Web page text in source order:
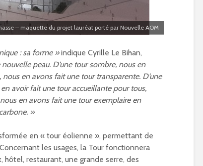
– maquette du projet lauréat porté par Nouvelle AOM
: sa forme »indique Cyrille Le Bihan,
peau. D’une tour sombre, nous en
en avons fait une tour transparente. D’une
avoir fait une tour accueillante pour tous,
en avons fait une tour exemplaire en
»
en « tour éolienne », permettant de
les usages, la Tour fonctionnera
restaurant, une grande serre, des